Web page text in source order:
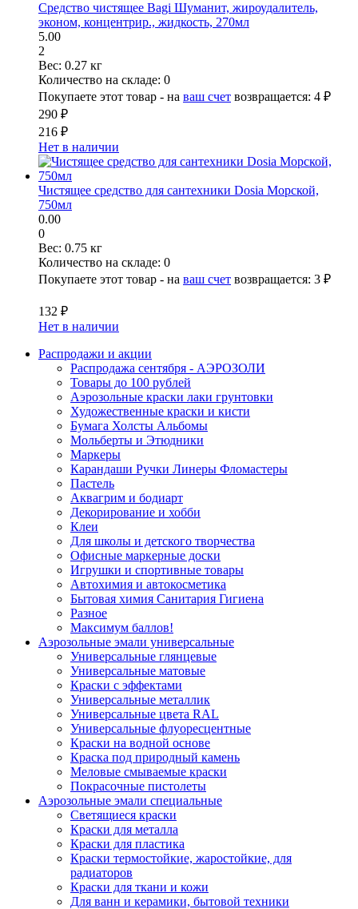
Средство чистящее Bagi Шуманит, жироудалитель,
эконом, концентрир., жидкость, 270мл
5.00
2
Вес: 0.27 кг
Количество на складе: 0
Покупаете этот товар - на ваш счет возвращается: 4 ₽
290 ₽
216 ₽
Нет в наличии
Чистящее средство для сантехники Dosia Морской,
750мл
0.00
0
Вес: 0.75 кг
Количество на складе: 0
Покупаете этот товар - на ваш счет возвращается: 3 ₽
132 ₽
Нет в наличии
Распродажи и акции
Распродажа сентября - АЭРОЗОЛИ
Товары до 100 рублей
Аэрозольные краски лаки грунтовки
Художественные краски и кисти
Бумага Холсты Альбомы
Мольберты и Этюдники
Маркеры
Карандаши Ручки Линеры Фломастеры
Пастель
Аквагрим и бодиарт
Декорирование и хобби
Клеи
Для школы и детского творчества
Офисные маркерные доски
Игрушки и спортивные товары
Автохимия и автокосметика
Бытовая химия Санитария Гигиена
Разное
Максимум баллов!
Аэрозольные эмали универсальные
Универсальные глянцевые
Универсальные матовые
Краски с эффектами
Универсальные металлик
Универсальные цвета RAL
Универсальные флуоресцентные
Краски на водной основе
Краска под природный камень
Меловые смываемые краски
Покрасочные пистолеты
Аэрозольные эмали специальные
Светящиеся краски
Краски для металла
Краски для пластика
Краски термостойкие, жаростойкие, для
радиаторов
Краски для ткани и кожи
Для ванн и керамики, бытовой техники